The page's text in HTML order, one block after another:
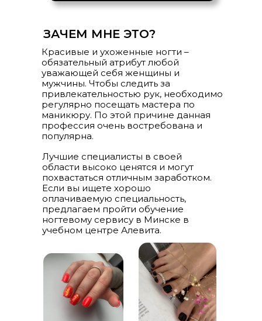
Красивые и ухоженные ногти –
обязательный атрибут любой
уважающей себя женщины и
мужчины. Чтобы следить за
привлекательностью рук, необходимо
регулярно посещать мастера по
маникюру. По этой причине данная
профессия очень востребована и
популярна.
Лучшие специалисты в своей
области высоко ценятся и могут
похвастаться отличным заработком.
Если вы ищете хорошо
оплачиваемую специальность,
предлагаем пройти обучение
ногтевому сервису в Минске в
учебном центре Алевита.
ЗАЧЕМ МНЕ ЭТО?